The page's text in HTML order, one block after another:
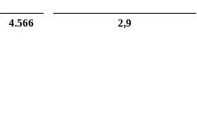
4.566 2,9